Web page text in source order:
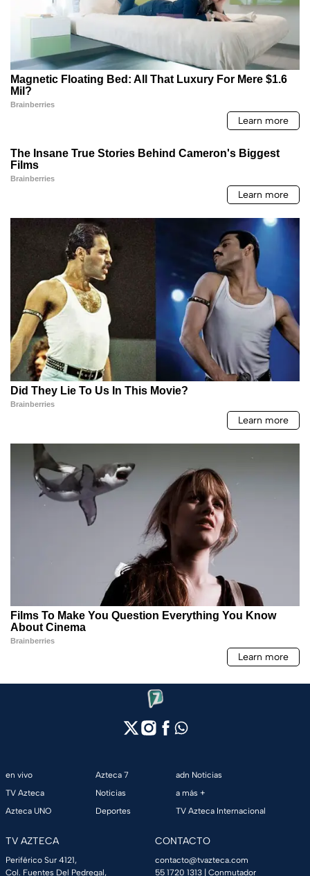
en vivo
TV Azteca
Azteca UNO
Azteca 7
Noticias
Deportes
adn Noticias
a más +
TV Azteca Internacional
TV AZTECA
Periférico Sur 4121,
Col. Fuentes Del Pedregal,
CONTACTO
contacto@tvazteca.com
55 1720 1313 | Conmutador